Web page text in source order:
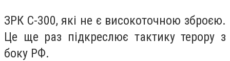
ЗРК С-300, які не є високоточною зброєю.
Це ще раз підкреслює тактику терору з
боку РФ.